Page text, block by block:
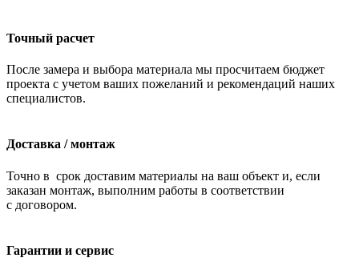
Точный расчет
После замера и выбора материала мы просчитаем бюджет
проекта с учетом ваших пожеланий и рекомендаций наших
специалистов.
Доставка / монтаж
Точно в срок доставим материалы на ваш объект и, если
заказан монтаж, выполним работы в соответствии
с договором.
Гарантии и сервис